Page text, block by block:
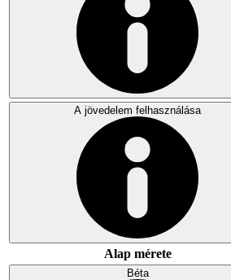
A jövedelem felhasználása
Alap mérete
Béta